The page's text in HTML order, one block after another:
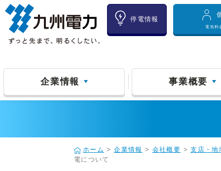
停電情報
電気料
企業情報 事業概要
ホーム >企業情報 > 会社概要 >支店・地
電について